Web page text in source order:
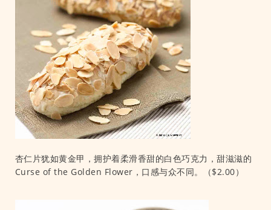
杏仁片犹如黄金甲，拥护着柔滑香甜的白色巧克力，甜滋滋的
Curse of the Golden Flower，口感与众不同。（$2.00）